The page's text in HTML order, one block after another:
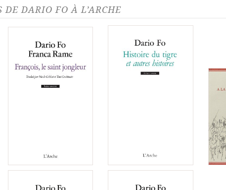
DE DARIO FO À L’ARCHE